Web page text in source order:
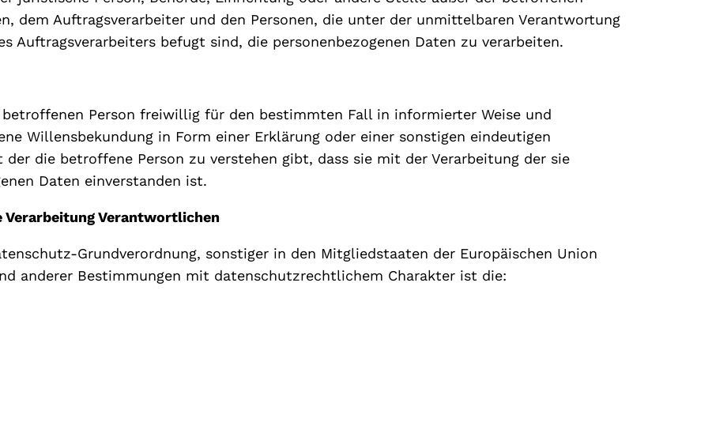
dem Auftragsverarbeiter und den Personen, die unter der unmittelbaren Verantwortung
Auftragsverarbeiters befugt sind, die personenbezogenen Daten zu verarbeiten.
Person freiwillig für den bestimmten Fall in informierter Weise und
Willensbekundung in Form einer Erklärung oder einer sonstigen eindeutigen
die betroffene Person zu verstehen gibt, dass sie mit der Verarbeitung der sie
Daten einverstanden ist.
Verarbeitung Verantwortlichen
Grundverordnung, sonstiger in den Mitgliedstaaten der Europäischen Union
anderer Bestimmungen mit datenschutzrechtlichem Charakter ist die: